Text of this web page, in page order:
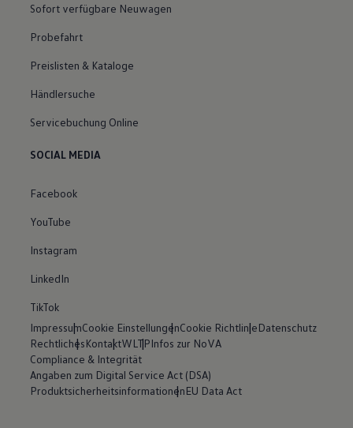
Sofort verfügbare Neuwagen
Probefahrt
Preislisten & Kataloge
Händlersuche
Servicebuchung Online
SOCIAL MEDIA
Facebook
YouTube
Instagram
LinkedIn
TikTok
ImpressumCookie EinstellungenCookie RichtlinieDatenschutz
RechtlichesKontaktWLTPInfos zur NoVA
Compliance & Integrität
Angaben zum Digital Service Act (DSA)
ProduktsicherheitsinformationenEU Data Act